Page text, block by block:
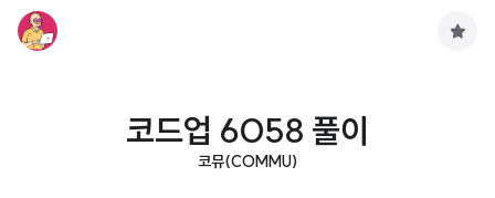
코드업 6058 풀이
코뮤(COMMU)
구